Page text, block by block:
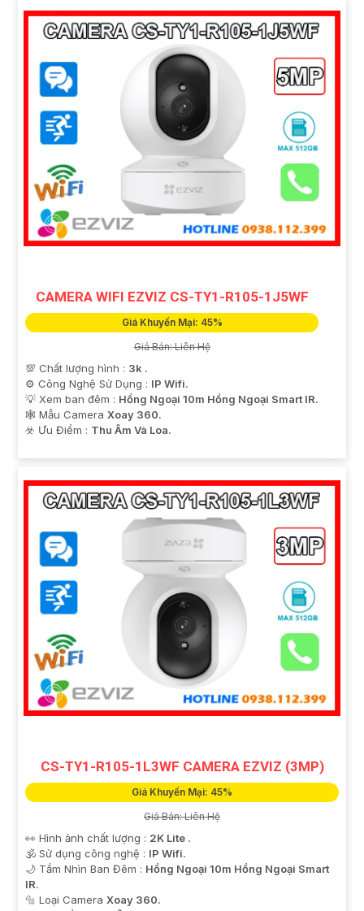
CAMERA WIFI EZVIZ CS-TY1-R105-1J5WF
Giá Khuyến Mại: 45%
Giá Bán: Liên Hệ
💯 Chất lượng hình : 3k .
⚙ Công Nghệ Sử Dụng : IP Wifi.
💡 Xem ban đêm : Hồng Ngoại 10m Hồng Ngoại Smart IR.
🕸️ Mẫu Camera Xoay 360.
️☣️ Ưu Điểm : Thu Âm Và Loa.
CS-TY1-R105-1L3WF CAMERA EZVIZ (3MP)
Giá Khuyến Mại: 45%
Giá Bán: Liên Hệ
👀 Hình ảnh chất lượng : 2K Lite .
🕉️ Sử dụng công nghệ : IP Wifi.
🌙 Tầm Nhìn Ban Đêm : Hồng Ngoại 10m Hồng Ngoại Smart
IR.
🔩 Loại Camera Xoay 360.